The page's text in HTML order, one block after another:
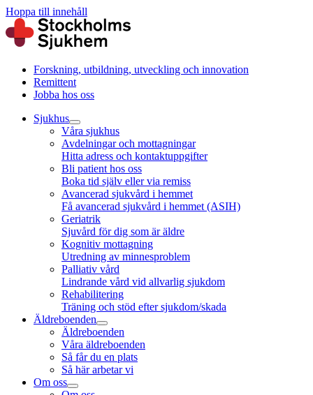
Hoppa till innehåll
Forskning, utbildning, utveckling och innovation
Remittent
Jobba hos oss
Sjukhus
Våra sjukhus
Avdelningar och mottagningar
Hitta adress och kontaktuppgifter
Bli patient hos oss
Boka tid själv eller via remiss
Avancerad sjukvård i hemmet
Få avancerad sjukvård i hemmet (ASIH)
Geriatrik
Sjuvård för dig som är äldre
Kognitiv mottagning
Utredning av minnesproblem
Palliativ vård
Lindrande vård vid allvarlig sjukdom
Rehabilitering
Träning och stöd efter sjukdom/skada
Äldreboenden
Äldreboenden
Våra äldreboenden
Så får du en plats
Så här arbetar vi
Om oss